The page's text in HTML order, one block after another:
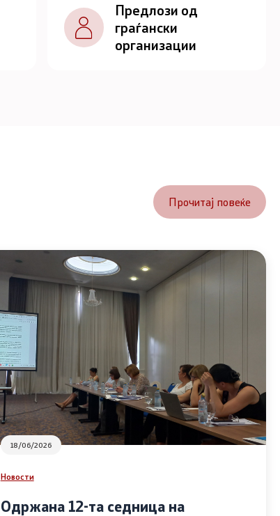
Предлози од
граѓански
организации
Прочитај повеќе
18/06/2026
Новости
Одржана 12-та седница на